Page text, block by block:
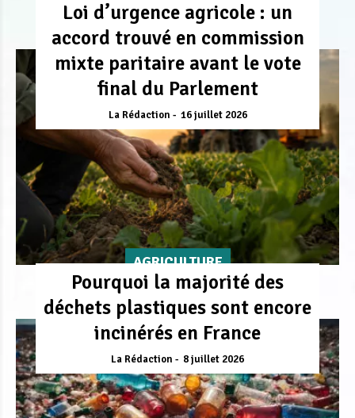
Loi d’urgence agricole : un
accord trouvé en commission
mixte paritaire avant le vote
final du Parlement
La Rédaction 16 juillet 2026
AGRICULTURE
Pourquoi la majorité des
déchets plastiques sont encore
incinérés en France
La Rédaction 8 juillet 2026